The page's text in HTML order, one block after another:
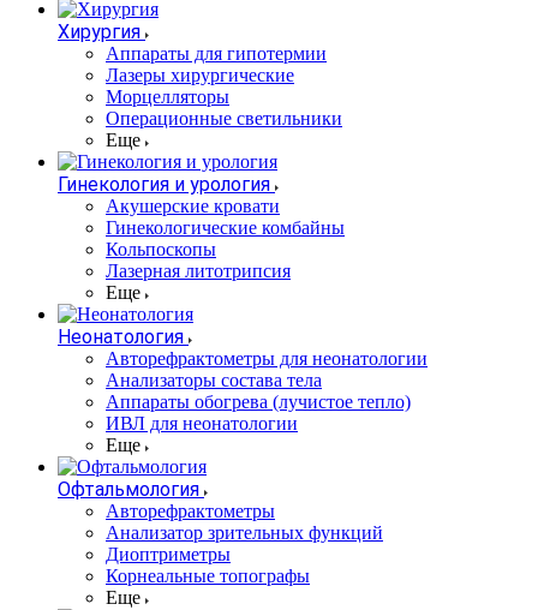
Хирургия
Аппараты для гипотермии
Лазеры хирургические
Морцелляторы
Операционные светильники
Еще
Гинекология и урология
Акушерские кровати
Гинекологические комбайны
Кольпоскопы
Лазерная литотрипсия
Еще
Неонатология
Авторефрактометры для неонатологии
Анализаторы состава тела
Аппараты обогрева (лучистое тепло)
ИВЛ для неонатологии
Еще
Офтальмология
Авторефрактометры
Анализатор зрительных функций
Диоптриметры
Корнеальные топографы
Еще